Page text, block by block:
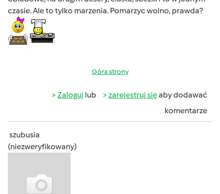
czasie. Ale to tylko marzenia. Pomarzyc wolno, prawda?
Góra strony
Zaloguj lub zarejestruj sięaby dodawać
komentarze
szubusia
(niezweryfikowany)